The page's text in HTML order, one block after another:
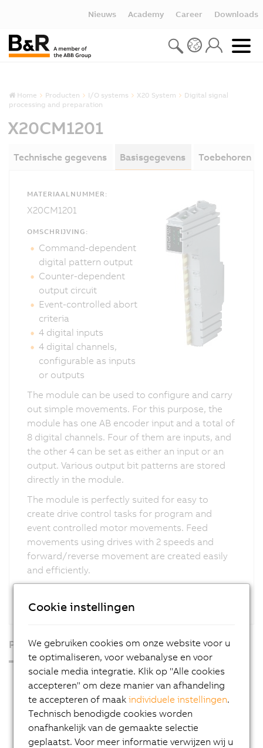
Nieuws Academy Career Downloads
Home Producten I/O systems X20 System
Digital signal
processing and preparation
X20CM1201
Technische gegevens Basisgegevens Toebehoren
MATERIAALNUMMER:
X20CM1201
OMSCHRIJVING:
Command-dependent
digital pattern output
Counter-dependent
output circuit
Event-controlled abort
criteria
4 digital inputs
4 digital channels,
configurable as inputs
or outputs
The module can be used to configure and carry
out simple movements. For this purpose, the
module has one AB encoder input and a total of
8 digital channels. Four of them are inputs, and
the other 4 can be set as either an input or an
output. Various output bit patterns are stored
directly in the module.
The module is perfectly suited for easy to
create drive control tasks for program and
event controlled motor movements. Feed
movements using drives with 2 speeds and
forward/reverse movement are created easily
and efficiently.
Producten
Industrial PCs
HMI
PLC systems
I/O systems
Cookie instellingen
We gebruiken cookies om onze website voor u
te optimaliseren, voor webanalyse en voor
sociale media integratie. Klik op "Alle cookies
accepteren" om deze manier van afhandeling
te accepteren of maakindividuele instellingen.
Technisch benodigde cookies worden
onafhankelijk van de gemaakte selectie
geplaatst. Voor meer informatie verwijzen wij u